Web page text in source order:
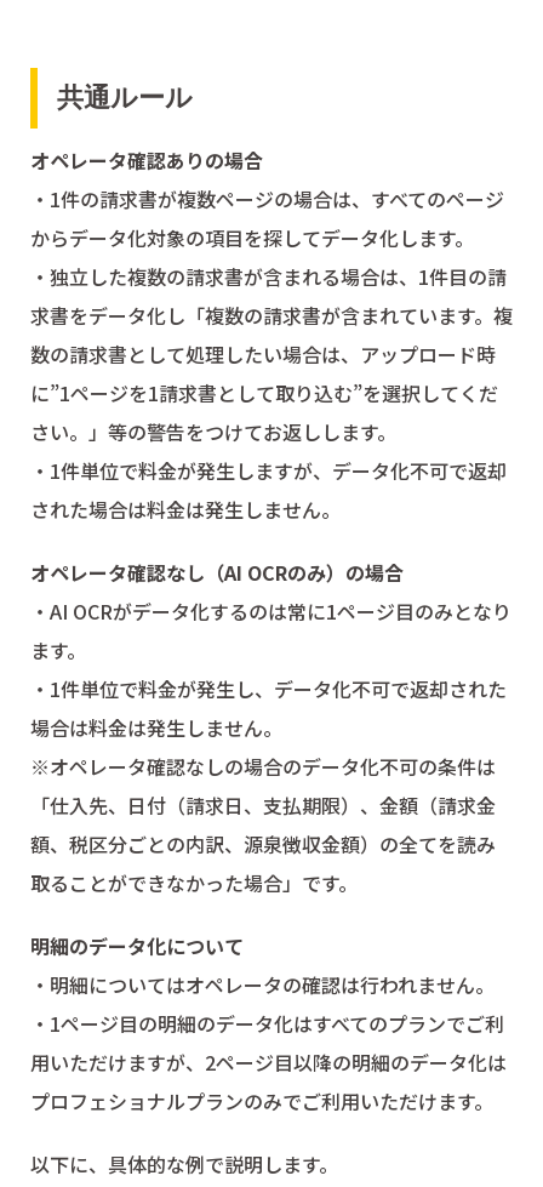
共通ルール
オペレータ確認ありの場合
・1件の請求書が複数ページの場合は、すべてのページ
からデータ化対象の項目を探してデータ化します。
・独立した複数の請求書が含まれる場合は、1件目の請
求書をデータ化し「複数の請求書が含まれています。複
数の請求書として処理したい場合は、アップロード時
に”1ページを1請求書として取り込む”を選択してくだ
さい。」等の警告をつけてお返しします。
・1件単位で料金が発生しますが、データ化不可で返却
された場合は料金は発生しません。
オペレータ確認なし（AI OCRのみ）の場合
・AI OCRがデータ化するのは常に1ページ目のみとなり
ます。
・1件単位で料金が発生し、データ化不可で返却された
場合は料金は発生しません。
※オペレータ確認なしの場合のデータ化不可の条件は
「仕入先、日付（請求日、支払期限）、金額（請求金
額、税区分ごとの内訳、源泉徴収金額）の全てを読み
取ることができなかった場合」です。
明細のデータ化について
・明細についてはオペレータの確認は行われません。
・1ページ目の明細のデータ化はすべてのプランでご利
用いただけますが、2ページ目以降の明細のデータ化は
プロフェショナルプランのみでご利用いただけます。
以下に、具体的な例で説明します。